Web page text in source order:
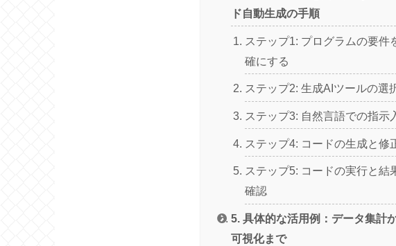
ド自動生成の手順
ステップ1: プログラムの要件
確にする
ステップ2: 生成AIツールの選
ステップ3: 自然言語での指示
ステップ4: コードの生成と修
ステップ5: コードの実行と結
確認
5. 具体的な活用例：データ集計
可視化まで